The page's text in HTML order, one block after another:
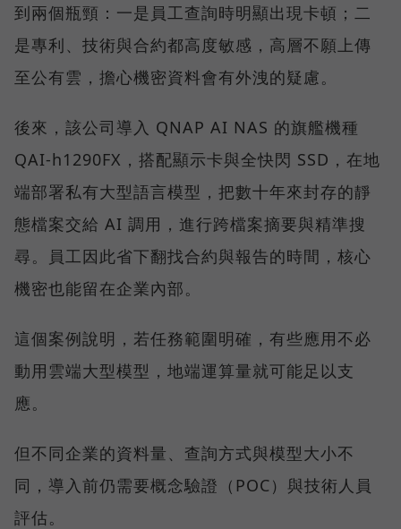
到兩個瓶頸：一是員工查詢時明顯出現卡頓；二
是專利、技術與合約都高度敏感，高層不願上傳
至公有雲，擔心機密資料會有外洩的疑慮。
後來，該公司導入 QNAP AI NAS 的旗艦機種
QAI-h1290FX，搭配顯示卡與全快閃 SSD，在地
端部署私有大型語言模型，把數十年來封存的靜
態檔案交給 AI 調用，進行跨檔案摘要與精準搜
尋。員工因此省下翻找合約與報告的時間，核心
機密也能留在企業內部。
這個案例說明，若任務範圍明確，有些應用不必
動用雲端大型模型，地端運算量就可能足以支
應。
但不同企業的資料量、查詢方式與模型大小不
同，導入前仍需要概念驗證（POC）與技術人員
評估。